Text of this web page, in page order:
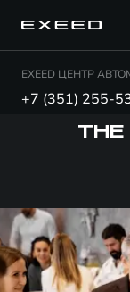
EXEED ЦЕНТР
+7 (351) 255-
THE